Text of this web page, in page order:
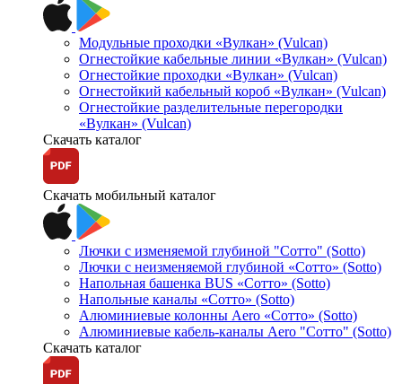
Модульные проходки «Вулкан» (Vulcan)
Огнестойкие кабельные линии «Вулкан» (Vulcan)
Огнестойкие проходки «Вулкан» (Vulcan)
Огнестойкий кабельный короб «Вулкан» (Vulcan)
Огнестойкие разделительные перегородки
«Вулкан» (Vulcan)
Скачать каталог
Скачать мобильный каталог
Лючки с изменяемой глубиной "Сотто" (Sotto)
Лючки с неизменяемой глубиной «Сотто» (Sotto)
Напольная башенка BUS «Сотто» (Sotto)
Напольные каналы «Сотто» (Sotto)
Алюминиевые колонны Aero «Сотто» (Sotto)
Алюминиевые кабель-каналы Aero "Сотто" (Sotto)
Скачать каталог